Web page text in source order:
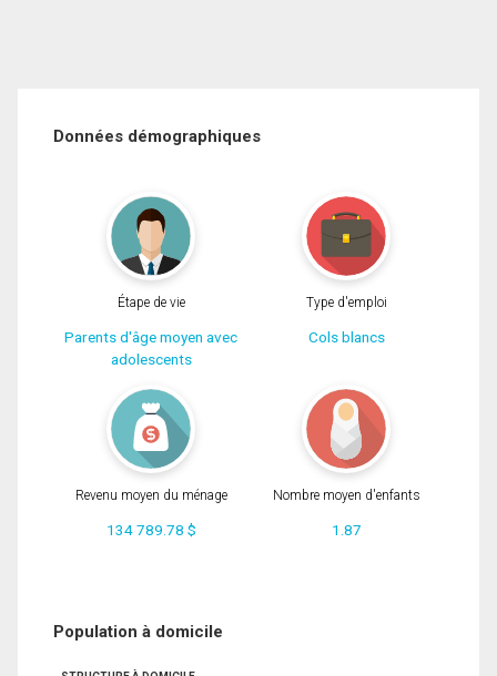
Données démographiques
Étape de vie
Parents d'âge moyen avec
adolescents
Type d'emploi
Cols blancs
Revenu moyen du ménage
134 789.78 $
Nombre moyen d'enfants
1.87
Population à domicile